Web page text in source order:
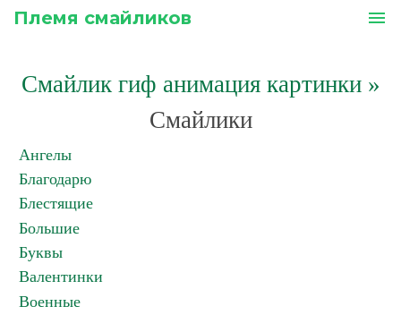
Племя смайликов menu
Смайлик гиф анимация картинки»
Смайлики
Ангелы
Благодарю
Блестящие
Большие
Буквы
Валентинки
Военные